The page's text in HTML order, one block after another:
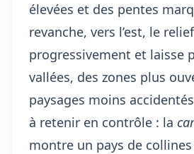
élevées et des pentes
revanche, vers l’est, le
progressivement et laisse
vallées, des zones plus
paysages moins
à retenir en contrôle : la
montre un pays de collines